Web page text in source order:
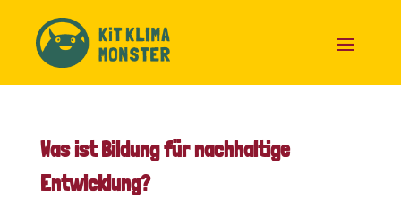
content
Was ist Bildung für nachhaltige
Entwicklung?